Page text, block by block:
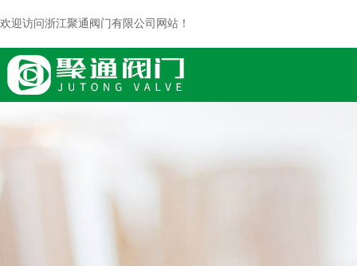
欢迎访问浙江聚通阀门有限公司网站！